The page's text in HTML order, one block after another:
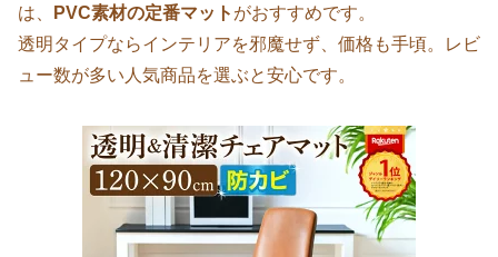
は、
PVC素材の定番マット がおすすめです。
透明タイプならインテリアを邪魔せず、価格も手頃。レビ
ュー数が多い人気商品を選ぶと安心です。